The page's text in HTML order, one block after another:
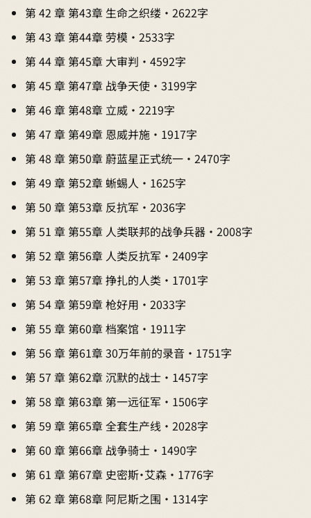
第 42 章 第43章 生命之织缕 · 2622字
第 43 章 第44章 劳模 · 2533字
第 44 章 第45章 大审判 · 4592字
第 45 章 第47章 战争天使 · 3199字
第 46 章 第48章 立威 · 2219字
第 47 章 第49章 恩威并施 · 1917字
第 48 章 第50章 蔚蓝星正式统一 · 2470字
第 49 章 第52章 蜥蜴人 · 1625字
第 50 章 第53章 反抗军 · 2036字
第 51 章 第55章 人类联邦的战争兵器 · 2008字
第 52 章 第56章 人类反抗军 · 2409字
第 53 章 第57章 挣扎的人类 · 1701字
第 54 章 第59章 枪好用 · 2033字
第 55 章 第60章 档案馆 · 1911字
第 56 章 第61章 30万年前的录音 · 1751字
第 57 章 第62章 沉默的战士 · 1457字
第 58 章 第63章 第一远征军 · 1506字
第 59 章 第65章 全套生产线 · 2028字
第 60 章 第66章 战争骑士 · 1490字
第 61 章 第67章 史密斯·艾森 · 1776字
第 62 章 第68章 阿尼斯之围 · 1314字